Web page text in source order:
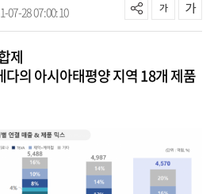
07-28 07:00:10
제
다의 아시아태평양 지역 18개 제품